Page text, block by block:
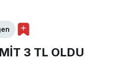
3 TL OLDU